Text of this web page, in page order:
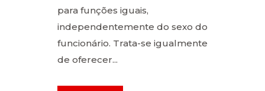
para funções iguais,
independentemente do sexo do
funcionário. Trata-se igualmente
de oferecer...